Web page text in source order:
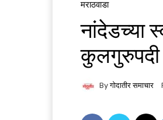
मराठवाडा
नांदेडच्या
कुलगुरुपदी
By गोदातीर समाचार